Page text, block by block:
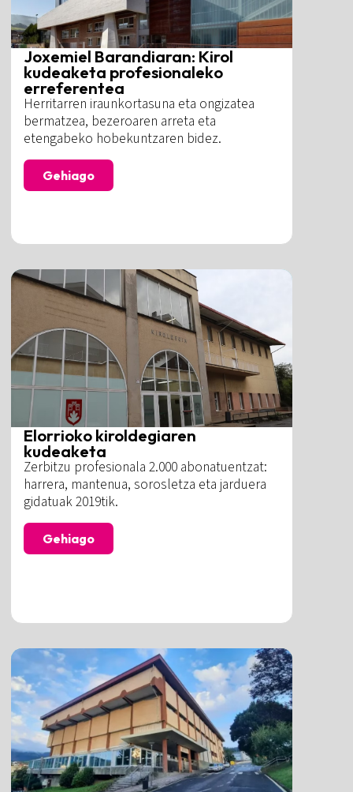
Joxemiel Barandiaran: Kirol
kudeaketa profesionaleko
erreferentea
Herritarren iraunkortasuna eta ongizatea
bermatzea, bezeroaren arreta eta
etengabeko hobekuntzaren bidez.
Gehiago
Elorrioko kiroldegiaren
kudeaketa
Zerbitzu profesionala 2.000 abonatuentzat:
harrera, mantenua, sorosletza eta jarduera
gidatuak 2019tik.
Gehiago